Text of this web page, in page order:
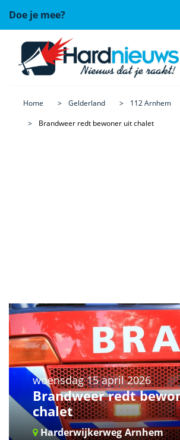
Doe je mee?
Home Gelderland
112 Arnhem
Brandweer redt bewoner uit chalet
woensdag 15 april 2026
Brandweer redt
chalet
Harderwijkerweg Arnhem